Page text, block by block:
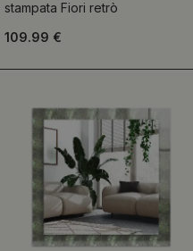
stampata Fiori retrò
109.99 €